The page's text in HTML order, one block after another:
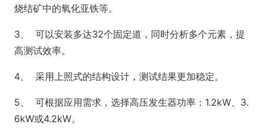
烧结矿中的氧化亚铁等。
3、 可以安装多达32个固定道，同时分析多个元素，提
高测试效率。
4、 采用上照式的结构设计，测试结果更加稳定。
5、 可根据应用需求，选择高压发生器功率：1.2kW、3.
6kW或4.2kW。